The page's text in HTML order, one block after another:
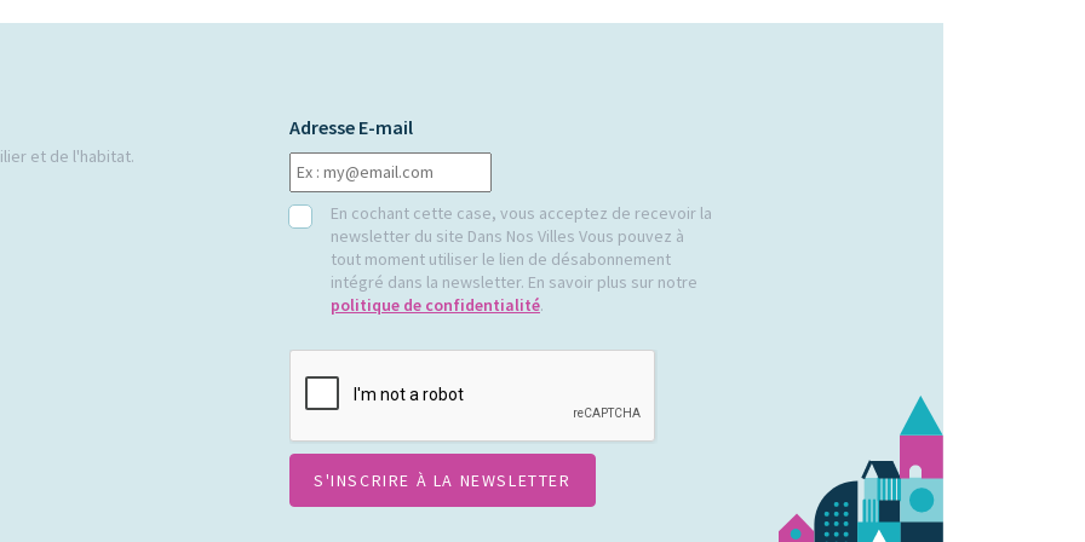
et de l'habitat.
Adresse E-mail
RGPDEn cochant cette case, vous acceptez de recevoir la
newsletter du site Dans Nos Villes Vous pouvez à
tout moment utiliser le lien de désabonnement
intégré dans la newsletter. En savoir plus sur notre
politique de confidentialité.